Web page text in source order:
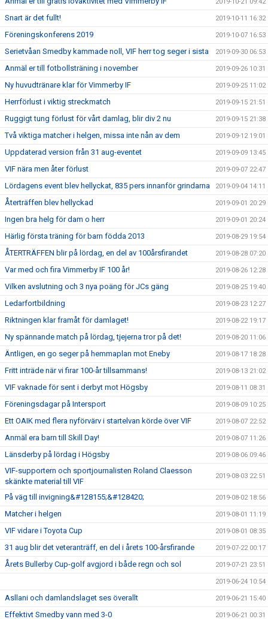
Snart är det fullt! 2019-10-11 16:32
Föreningskonferens 2019 2019-10-07 16:53
Serietvåan Smedby kammade noll, VIF herr tog seger i sista 2019-09-30 06:53
Anmäl er till fotbollsträning i november 2019-09-26 10:31
Ny huvudtränare klar för Vimmerby IF 2019-09-25 11:02
Herrförlust i viktig streckmatch 2019-09-15 21:51
Ruggigt tung förlust för vårt damlag, blir div 2 nu 2019-09-15 21:38
Två viktiga matcher i helgen, missa inte nån av dem 2019-09-12 19:01
Uppdaterad version från 31 aug-eventet 2019-09-09 13:45
VIF nära men åter förlust 2019-09-07 22:47
Lördagens event blev hellyckat, 835 pers innanför grindarna 2019-09-04 14:11
Återträffen blev hellyckad 2019-09-01 20:29
Ingen bra helg för dam o herr 2019-09-01 20:24
Härlig första träning för barn födda 2013 2019-08-29 19:54
ÅTERTRÄFFEN blir på lördag, en del av 100årsfirandet 2019-08-28 07:20
Var med och fira Vimmerby IF 100 år! 2019-08-26 12:28
Vilken avslutning och 3 nya poäng för JCs gäng 2019-08-25 19:40
Ledarfortbildning 2019-08-23 12:27
Riktningen klar framåt för damlaget! 2019-08-22 19:17
Ny spännande match på lördag, tjejerna tror på det! 2019-08-20 11:06
Äntligen, en go seger på hemmaplan mot Eneby 2019-08-17 18:28
Fritt inträde när vi firar 100-år tillsammans! 2019-08-13 21:02
VIF vaknade för sent i derbyt mot Högsby 2019-08-11 08:31
Föreningsdagar på Intersport 2019-08-09 10:25
Ett OAIK med flera nyförvärv i startelvan körde över VIF 2019-08-07 22:52
Anmäl era barn till Skill Day! 2019-08-07 11:26
Länsderby på lördag i Högsby 2019-08-06 09:46
VIF-supportern och sportjournalisten Roland Claesson
skänkte material till VIF
2019-08-03 22:51
På väg till invigning&#128155;&#128420; 2019-08-02 18:56
Matcher i helgen 2019-08-01 11:19
VIF vidare i Toyota Cup 2019-08-01 08:35
31 aug blir det veteranträff, en del i årets 100-årsfirande 2019-07-22 00:17
Årets Bullerby Cup-golf avgjord i både regn och sol 2019-07-21 23:51
2019-06-24 10:54
Asllani och damlandslaget ses överallt 2019-06-21 15:40
Effektivt Smedby vann med 3-0 2019-06-21 00:31